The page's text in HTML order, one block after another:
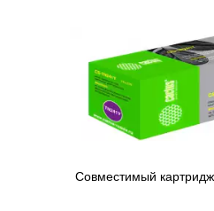
Совместимый